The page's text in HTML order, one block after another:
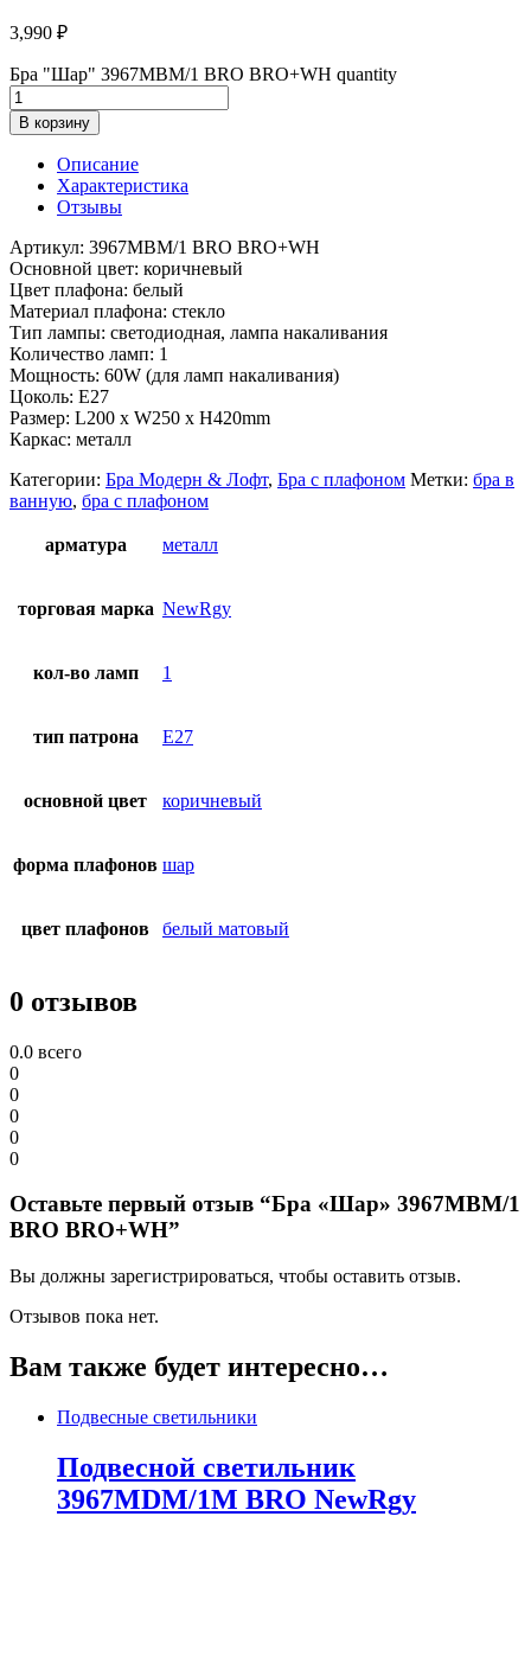
3,990 ₽
Бра "Шар" 3967MBM/1 BRO BRO+WH quantity
В корзину
Описание
Характеристика
Отзывы
Артикул: 3967MBM/1 BRO BRO+WH
Основной цвет: коричневый
Цвет плафона: белый
Материал плафона: стекло
Тип лампы: светодиодная, лампа накаливания
Количество ламп: 1
Мощность: 60W (для ламп накаливания)
Цоколь: E27
Размер: L200 x W250 x H420mm
Каркас: металл
Категории: Бра Модерн & Лофт, Бра с плафоном Метки: бра в
ванную, бра с плафоном
арматура металл
торговая марка NewRgy
кол-во ламп 1
тип патрона E27
основной цвет коричневый
форма плафонов шар
цвет плафонов белый матовый
0 отзывов
0.0 всего
0
0
0
0
0
Оставьте первый отзыв “Бра «Шар» 3967MBM/1
BRO BRO+WH”
Вы должны зарегистрироваться, чтобы оставить отзыв.
Отзывов пока нет.
Вам также будет интересно…
Подвесные светильники
Подвесной светильник
3967MDM/1M BRO NewRgy